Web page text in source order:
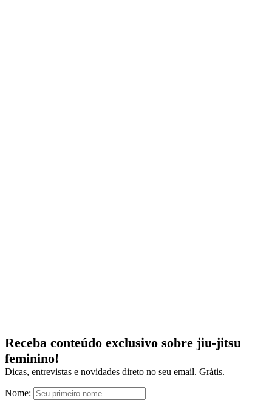
Receba conteúdo exclusivo sobre jiu-jitsu
feminino!
Dicas, entrevistas e novidades direto no seu email. Grátis.
Nome: